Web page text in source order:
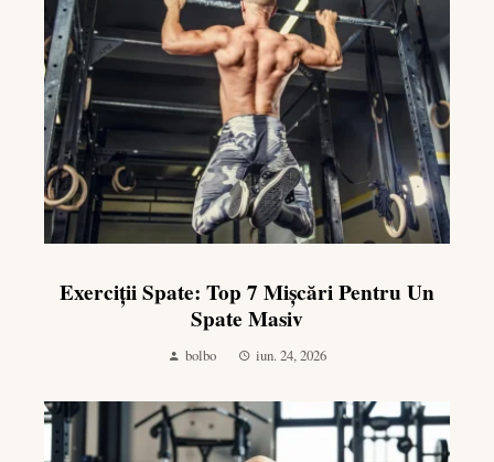
Exerciții Spate: Top 7 Mișcări Pentru Un
Spate Masiv
bolbo iun. 24, 2026